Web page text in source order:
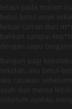
tetapi pada malam
betul-betul enak
keluar cairan dari
bahkan sampai
dengan sapu
Bangun pagi
sekolah, aku betul-
aku rasakan
ayah dan mersa
sebelum ayahku